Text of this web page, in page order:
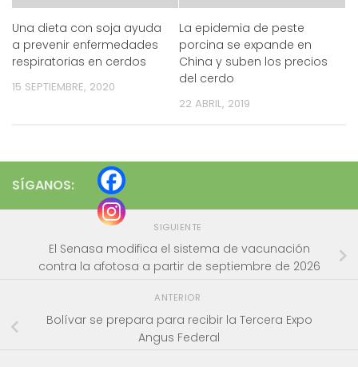
Una dieta con soja ayuda
a prevenir enfermedades
respiratorias en cerdos
15 SEPTIEMBRE, 2020
La epidemia de peste
porcina se expande en
China y suben los precios
del cerdo
22 ABRIL, 2019
SÍGANOS:
SIGUIENTE
El Senasa modifica el sistema de vacunación
contra la afotosa a partir de septiembre de 2026
ANTERIOR
Bolívar se prepara para recibir la Tercera Expo
Angus Federal